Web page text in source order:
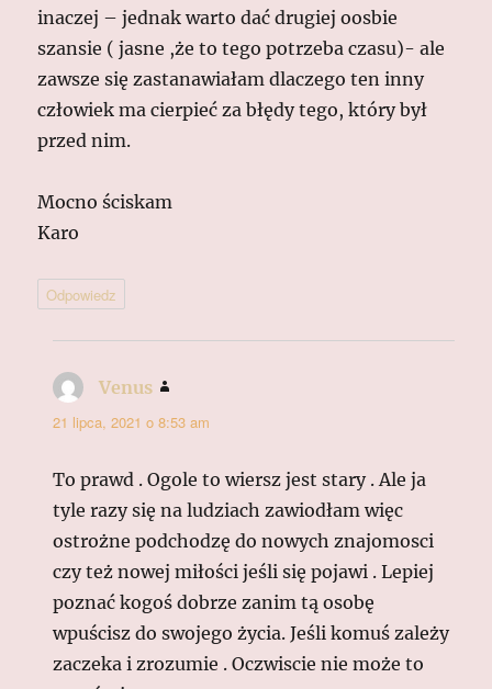
inaczej – jednak warto dać drugiej oosbie
szansie ( jasne ,że to tego potrzeba czasu)- ale
zawsze się zastanawiałam dlaczego ten inny
człowiek ma cierpieć za błędy tego, który był
przed nim.
Mocno ściskam
Karo
Odpowiedz
Venus
21 lipca, 2021 o 8:53 am
To prawd . Ogole to wiersz jest stary . Ale ja
tyle razy się na ludziach zawiodłam więc
ostrożne podchodzę do nowych znajomosci
czy też nowej miłości jeśli się pojawi . Lepiej
poznać kogoś dobrze zanim tą osobę
wpuścisz do swojego życia. Jeśli komuś zależy
zaczeka i zrozumie . Oczwiscie nie może to